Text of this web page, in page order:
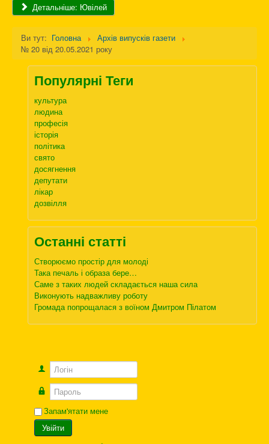
Детальніше: Ювілей
Ви тут: Головна
Архів випусків газети
№ 20 від 20.05.2021 року
Популярні Теги
культура
людина
професія
історія
політика
свято
досягнення
депутати
лікар
дозвілля
Останні статті
Створюємо простір для молоді
Така печаль і образа бере…
Саме з таких людей складається наша сила
Виконують надважливу роботу
Громада попрощалася з воїном Дмитром Пілатом
Логін
Пароль
Запам'ятати мене
Увійти